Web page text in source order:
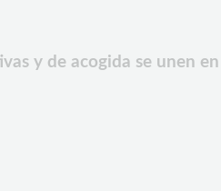
y de acogida se unen